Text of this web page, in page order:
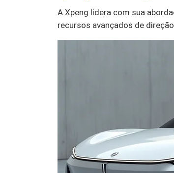
A Xpeng lidera com sua
recursos avançados de